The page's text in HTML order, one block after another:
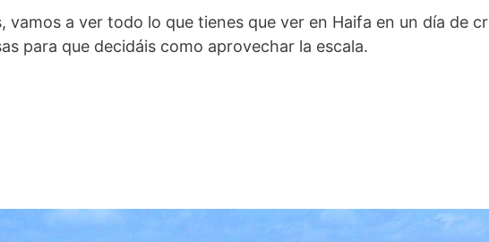
vamos a ver todo lo que tienes que ver en Haifa en un día de
para que decidáis como aprovechar la escala.